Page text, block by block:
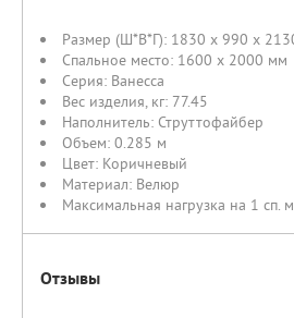
Размер (Ш*В*Г): 1830 x 990 x
Спальное место: 1600 х 2000 мм
Серия: Ванесса
Вес изделия, кг: 77.45
Наполнитель: Струттофайбер
Объем: 0.285 м
Цвет: Коричневый
Материал: Велюр
Максимальная нагрузка на 1 сп.
Отзывы